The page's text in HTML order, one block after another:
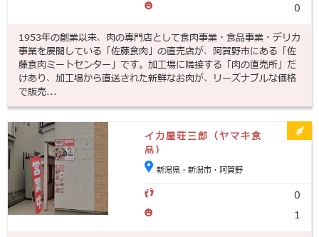
0
1953年の創業以来、肉の専門店として食肉事業・食品事業・デリカ
事業を展開している「佐藤食肉」の直売店が、阿賀野市にある「佐
藤食肉ミートセンター」です。加工場に隣接する「肉の直売所」だ
けあり、加工場から直送された新鮮なお肉が、リーズナブルな価格
で販売...
イカ屋荘三郎（ヤマキ食
品）
新潟県・新潟市・阿賀野
0
1